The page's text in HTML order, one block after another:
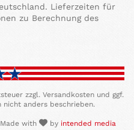
Lieferzeiten für
zu Berechnung des
zzgl. Versandkosten und ggf.
nicht anders beschrieben.
with by intended media